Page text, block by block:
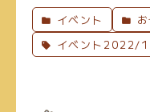
イベント
イベント2022/